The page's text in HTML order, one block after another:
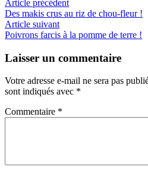
Navigation
de
l’article
Article précédent
précédent :
Des makis crus au riz de chou-fleur !
Article suivantArticle
suivant
Poivrons farcis à la pomme de terre !
Laisser un commentaire
Votre adresse e-mail ne sera pas
sont indiqués avec *
Commentaire *